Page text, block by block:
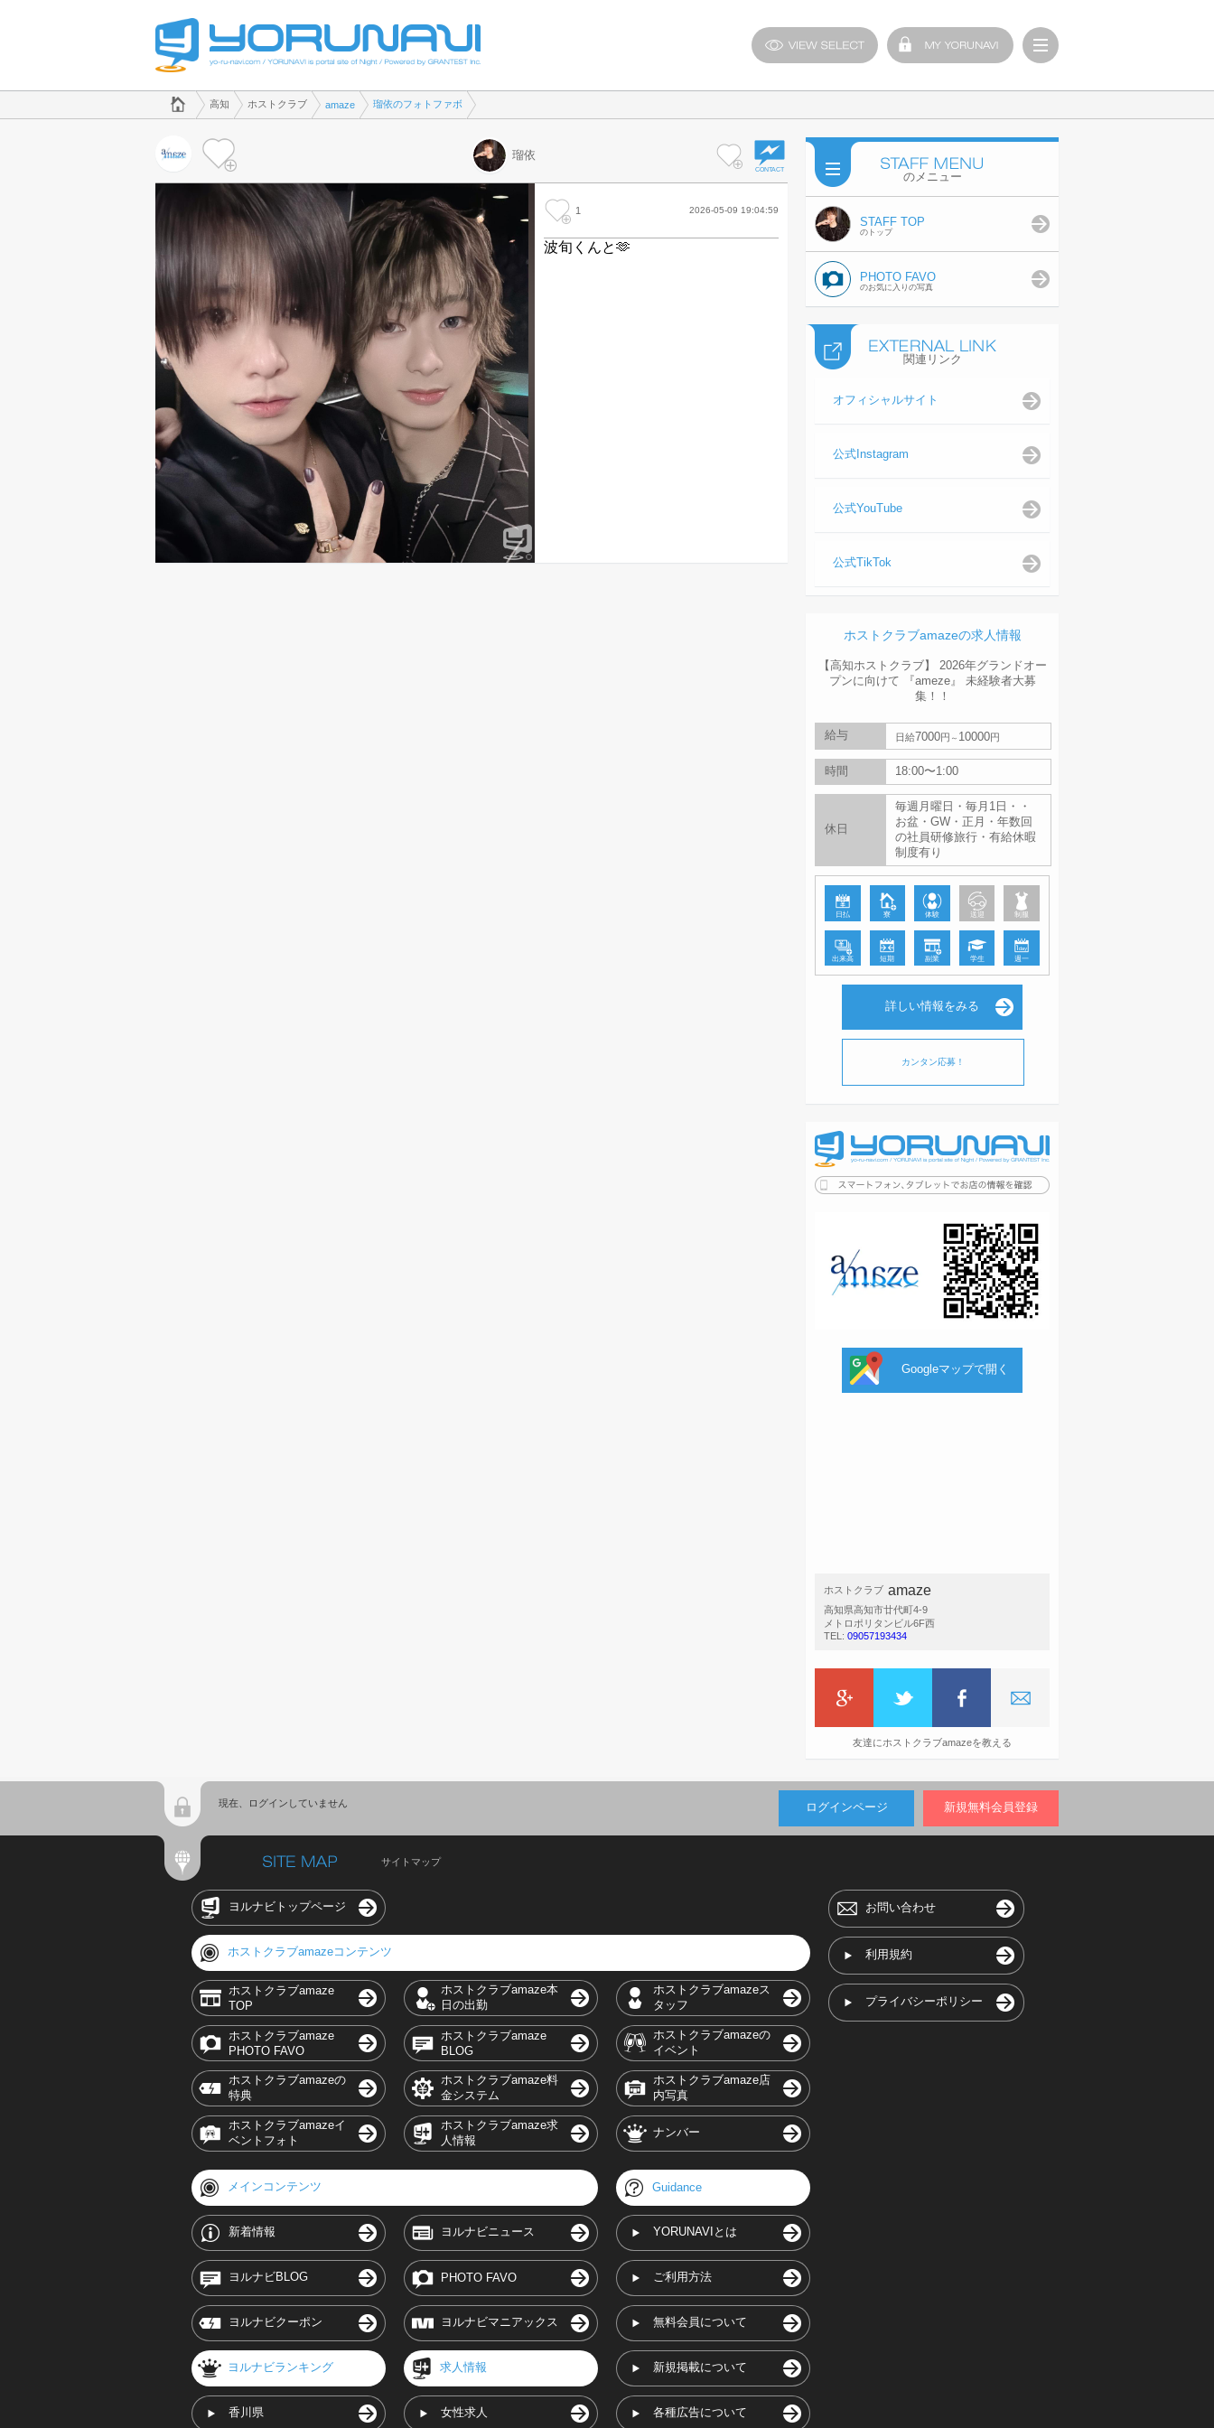
でホストクラブのことなら、ホストクラブ amaze([kana])
高知県版
高知 ホストクラブ amaze 瑠依のフォトファボ
瑠依
1 2026-05-09 19:04:59
波旬くんと🫶
のメニュー
STAFF TOP
のトップ
PHOTO FAVO
のお気に入りの写真
関連リンク
オフィシャルサイト
公式Instagram
公式YouTube
公式TikTok
ホストクラブamazeの求人情報
【高知ホストクラブ】 2026年グランドオー
プンに向けて 『ameze』 未経験者大募
集！！
給与 日給7000円 10000円
時間 18:00〜1:00
休日
毎週月曜日・毎月1日・・
お盆・GW・正月・年数回
の社員研修旅行・有給休暇
制度有り
日払 寮 体験 送迎 制服
出来高 短期 副業 学生 週一
詳しい情報をみる
カンタン応募！
Googleマップで開く
ホストクラブ amaze
高知県高知市廿代町4-9
メトロポリタンビル6F西
TEL: 09057193434
友達にホストクラブamazeを教える
現在、ログインしていません ログインページ 新規無料会員登録
サイトマップ
ヨルナビトップページ
ホストクラブamazeコンテンツ
ホストクラブamaze
TOP
ホストクラブamaze本
日の出勤
ホストクラブamazeス
タッフ
ホストクラブamaze
PHOTO FAVO
ホストクラブamaze
BLOG
ホストクラブamazeの
イベント
ホストクラブamazeの
特典
ホストクラブamaze料
金システム
ホストクラブamaze店
内写真
ホストクラブamazeイ
ベントフォト
ホストクラブamaze求
人情報
ナンバー
メインコンテンツ
新着情報 ヨルナビニュース
ヨルナビBLOG PHOTO FAVO
ヨルナビクーポン ヨルナビマニアックス
ヨルナビランキング
香川県
求人情報
女性求人
Guidance
YORUNAVIとは
ご利用方法
無料会員について
新規掲載について
各種広告について
お問い合わせ
利用規約
プライバシーポリシー